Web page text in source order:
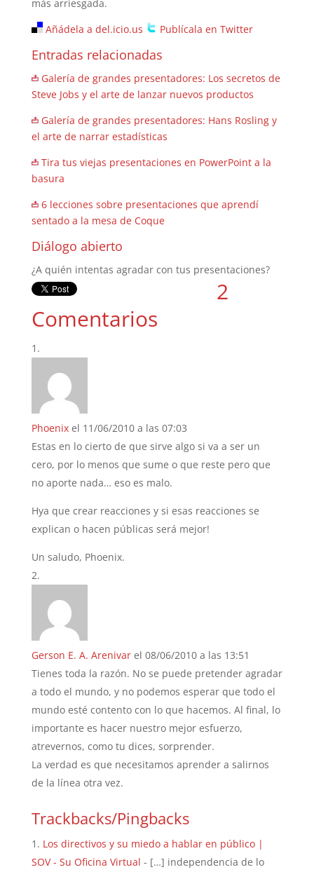
más arriesgada.
Añádela a del.icio.us
Publícala en Twitter
Entradas relacionadas
Galería de grandes presentadores: Los secretos de
Steve Jobs y el arte de lanzar nuevos productos
Galería de grandes presentadores: Hans Rosling y
el arte de narrar estadísticas
Tira tus viejas presentaciones en PowerPoint a la
basura
6 lecciones sobre presentaciones que aprendí
sentado a la mesa de Coque
Diálogo abierto
¿A quién intentas agradar con tus presentaciones?
2
Comentarios
Phoenix el 11/06/2010 a las 07:03
Estas en lo cierto de que sirve algo si va a ser un
cero, por lo menos que sume o que reste pero que
no aporte nada… eso es malo.
Hya que crear reacciones y si esas reacciones se
explican o hacen públicas será mejor!
Un saludo, Phoenix.
Gerson E. A. Arenivar el 08/06/2010 a las 13:51
Tienes toda la razón. No se puede pretender agradar
a todo el mundo, y no podemos esperar que todo el
mundo esté contento con lo que hacemos. Al final, lo
importante es hacer nuestro mejor esfuerzo,
atrevernos, como tu dices, sorprender.
La verdad es que necesitamos aprender a salirnos
de la línea otra vez.
Trackbacks/Pingbacks
Los directivos y su miedo a hablar en público |
SOV - Su Oficina Virtual - […] independencia de lo